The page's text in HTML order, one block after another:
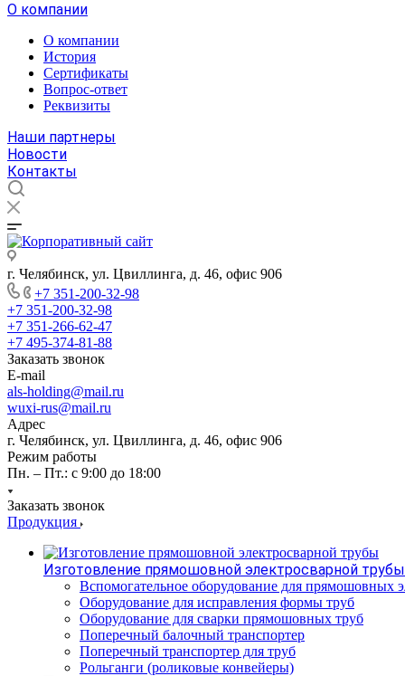
О компании
О компании
История
Сертификаты
Вопрос-ответ
Реквизиты
Наши партнеры
Новости
Контакты
г. Челябинск, ул. Цвиллинга, д. 46, офис 906
+7 351-200-32-98
+7 351-200-32-98
+7 351-266-62-47
+7 495-374-81-88
Заказать звонок
E-mail
als-holding@mail.ru
wuxi-rus@mail.ru
Адрес
г. Челябинск, ул. Цвиллинга, д. 46, офис 906
Режим работы
Пн. – Пт.: с 9:00 до 18:00
Заказать звонок
Продукция
Изготовление прямошовной электросварной трубы
Вспомогательное оборудование для прямошовных
Оборудование для исправления формы труб
Оборудование для сварки прямошовных труб
Поперечный балочный транспортер
Поперечный транспортер для труб
Рольганги (роликовые конвейеры)